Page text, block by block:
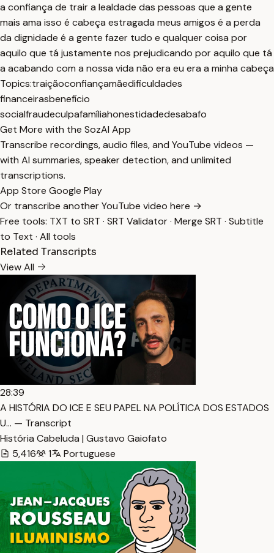
a confiança de trair a lealdade das pessoas que a gente
mais ama isso é cabeça estragada meus amigos é a perda
da dignidade é a gente fazer tudo e qualquer coisa por
aquilo que tá justamente nos prejudicando por aquilo que tá
a acabando com a nossa vida não era eu era a minha cabeça
Topics:traiçãoconfiançamãedificuldades
financeirasbenefício
socialfraudeculpafamíliahonestidadedesabafo
Get More with the SozAI App
Transcribe recordings, audio files, and YouTube videos —
with AI summaries, speaker detection, and unlimited
transcriptions.
App Store Google Play
Or transcribe another YouTube video here →
Free tools: TXT to SRT · SRT Validator· Merge SRT · Subtitle
to Text · All tools
Related Transcripts
View All
28:39
A HISTÓRIA DO ICE E SEU PAPEL NA POLÍTICA DOS ESTADOS
U… — Transcript
História Cabeluda | Gustavo Gaiofato
5,416
1 Portuguese